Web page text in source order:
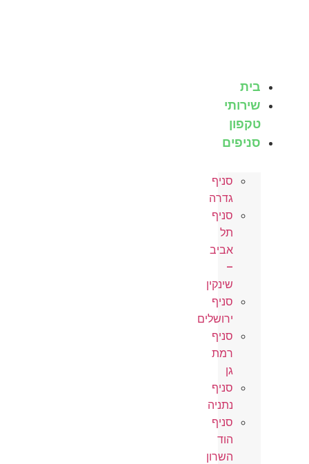
בית
שירותי
טקפון
סניפים
סניף
גדרה
סניף
תל
אביב
–
שינקין
סניף
ירושלים
סניף
רמת
גן
סניף
נתניה
סניף
הוד
השרון